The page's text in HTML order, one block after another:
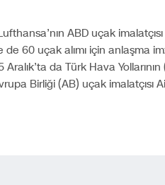
ABD uçak
60 uçak alımı için anlaşma
da Türk Hava
Birliği (AB) uçak imalatçısı